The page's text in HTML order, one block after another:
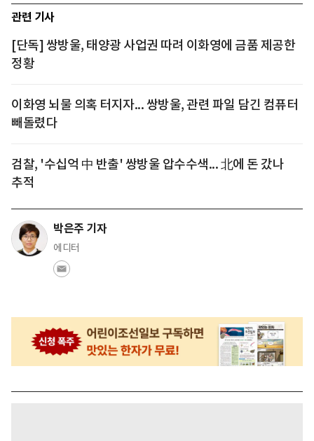
관련 기사
[단독] 쌍방울, 태양광 사업권 따려 이화영에 금품 제공한
정황
이화영 뇌물 의혹 터지자... 쌍방울, 관련 파일 담긴 컴퓨터
빼돌렸다
검찰, '수십억 中 반출' 쌍방울 압수수색... 北에 돈 갔나
추적
박은주 기자
에디터